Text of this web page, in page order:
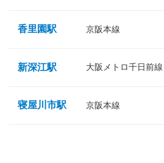
香里園駅 京阪本線
新深江駅 大阪メトロ千日前線
寝屋川市駅 京阪本線